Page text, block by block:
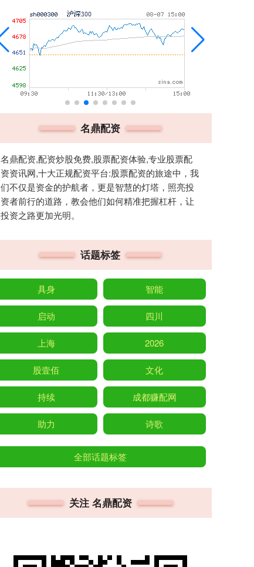
名鼎配资
名鼎配资,配资炒股免费,股票配资体验,专业股票配
资资讯网,十大正规配资平台:股票配资的旅途中，我
们不仅是资金的护航者，更是智慧的灯塔，照亮投
资者前行的道路，教会他们如何精准把握杠杆，让
投资之路更加光明。
话题标签
具身 智能
启动 四川
上海 2026
股壹佰 文化
持续 成都赚配网
助力 诗歌
全部话题标签
关注 名鼎配资